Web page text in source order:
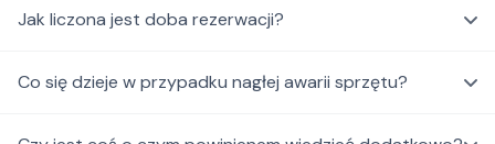
Jak liczona jest doba rezerwacji?
Co się dzieje w przypadku nagłej awarii sprzętu?